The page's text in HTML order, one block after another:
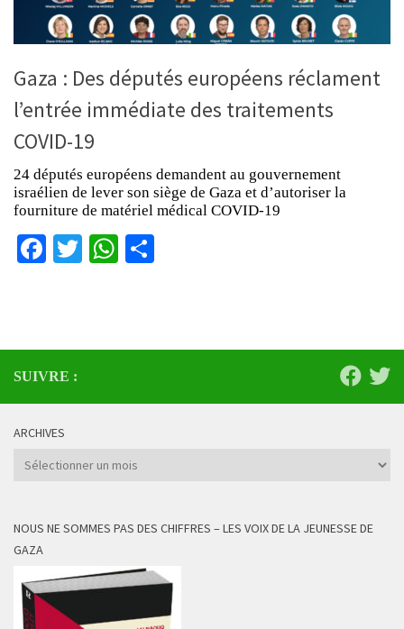
Gaza : Des députés européens réclament
l’entrée immédiate des traitements
COVID-19
24 députés européens demandent au gouvernement
israélien de lever son siège de Gaza et d’autoriser la
fourniture de matériel médical COVID-19
Facebook
TwitterWhatsApp
SUIVRE :
ARCHIVES
Archives
NOUS NE SOMMES PAS DES CHIFFRES – LES VOIX DE LA JEUNESSE DE
GAZA